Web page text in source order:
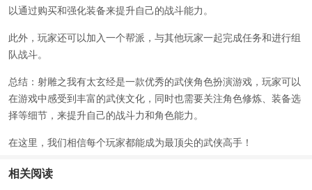
以通过购买和强化装备来提升自己的战斗能力。
此外，玩家还可以加入一个帮派，与其他玩家一起完成任务和进行组
队战斗。
总结：射雕之我有太玄经是一款优秀的武侠角色扮演游戏，玩家可以
在游戏中感受到丰富的武侠文化，同时也需要关注角色修炼、装备选
择等细节，来提升自己的战斗力和角色能力。
在这里，我们相信每个玩家都能成为最顶尖的武侠高手！
相关阅读